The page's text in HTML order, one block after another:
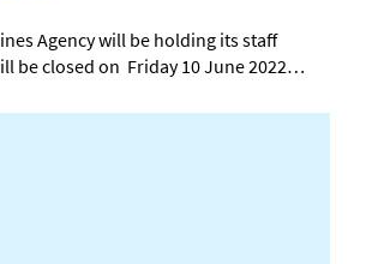
Agency will be holding its staff
be closed on Friday 10 June 2022…